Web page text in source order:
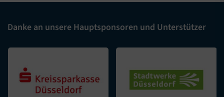
Danke an unsere Hauptsponsoren und Unterstützer